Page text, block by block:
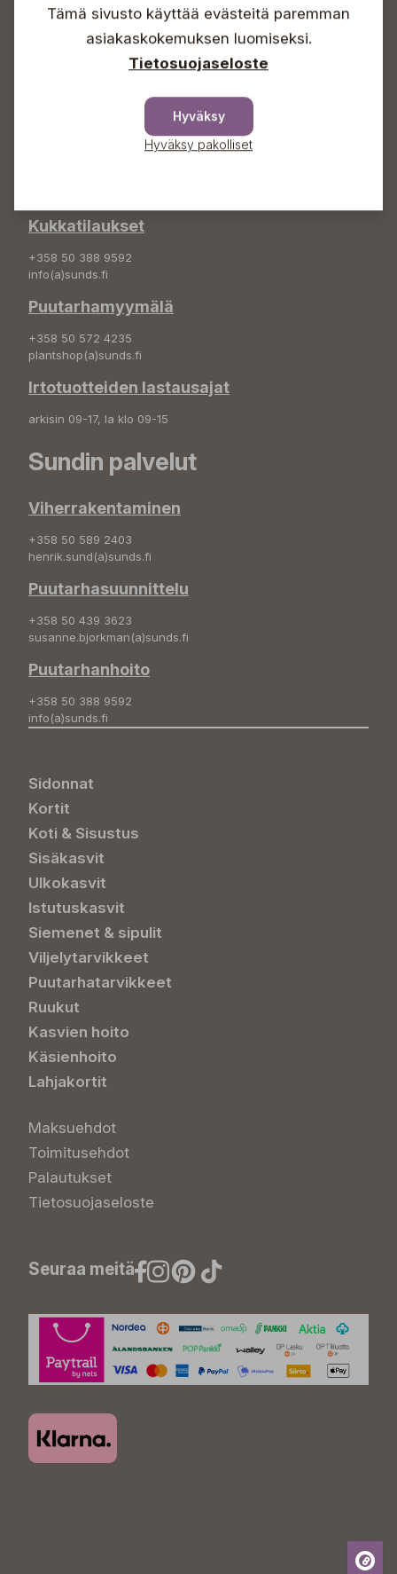
Sunnuntaisin Itsepalvelu
Info & vaihde
Kukkatilaukset
+358 50 388 9592
info(a)sunds.fi
Puutarhamyymälä
+358 50 572 4235
plantshop(a)sunds.fi
Irtotuotteiden lastausajat
arkisin 09-17, la klo 09-15
Sundin palvelut
Viherrakentaminen
+358 50 589 2403
henrik.sund(a)sunds.fi
Puutarhasuunnittelu
+358 50 439 3623
susanne.bjorkman(a)sunds.fi
Puutarhanhoito
+358 50 388 9592
info(a)sunds.fi
Sidonnat
Kortit
Koti & Sisustus
Sisäkasvit
Ulkokasvit
Istutuskasvit
Siemenet & sipulit
Viljelytarvikkeet
Puutarhatarvikkeet
Ruukut
Kasvien hoito
Käsienhoito
Lahjakortit
Maksuehdot
Toimitusehdot
Palautukset
Tietosuojaseloste
Seuraa meitä
Tämä sivusto käyttää evästeitä paremman
asiakaskokemuksen luomiseksi.
Tietosuojaseloste
Hyväksy
Hyväksy pakolliset